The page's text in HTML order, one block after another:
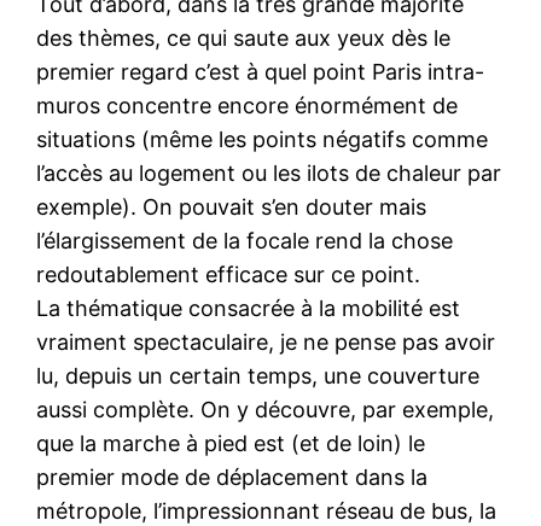
des thèmes, ce qui saute aux yeux dès le
premier regard c’est à quel point Paris intra-
muros concentre encore énormément de
situations (même les points négatifs comme
l’accès au logement ou les ilots de chaleur par
exemple). On pouvait s’en douter mais
l’élargissement de la focale rend la chose
redoutablement efficace sur ce point.
La thématique consacrée à la mobilité est
vraiment spectaculaire, je ne pense pas avoir
lu, depuis un certain temps, une couverture
aussi complète. On y découvre, par exemple,
que la marche à pied est (et de loin) le
premier mode de déplacement dans la
métropole, l’impressionnant réseau de bus, la